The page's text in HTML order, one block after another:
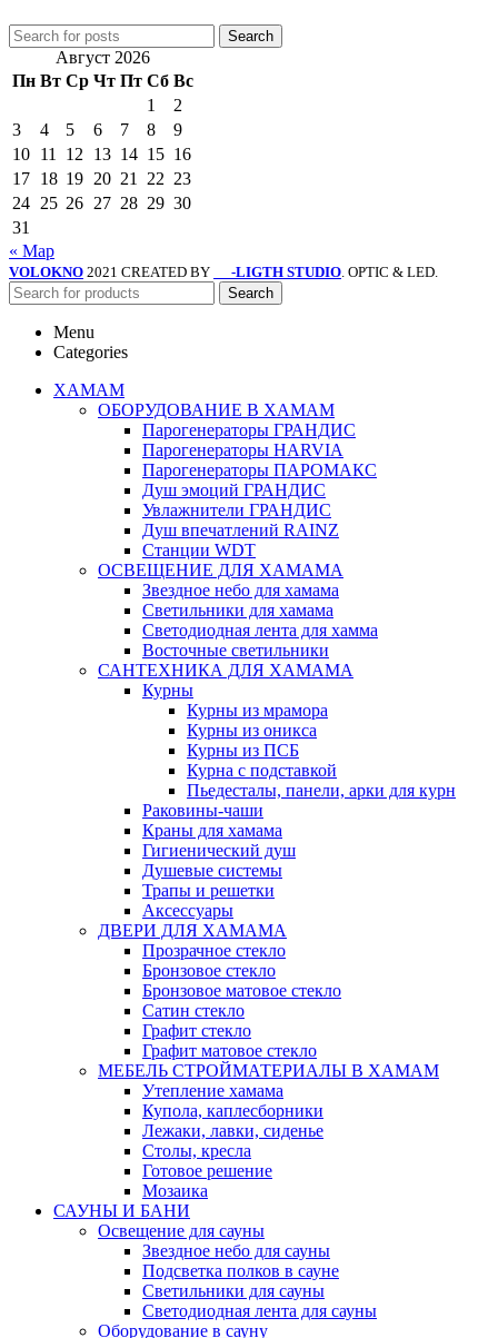
Search
Август 2026
Пн Вт Ср Чт Пт Сб Вс
1
2
3
4 5 6 7 8
9
10 11 12 13 14 15 16
17 18 19 20 21 22 23
24 25 26 27 28 29 30
31
« Мар
VOLOKNO 2021 CREATED BY -LIGTH STUDIO. OPTIC & LED.
Search
Menu
Categories
ХАМАМ
ОБОРУДОВАНИЕ В ХАМАМ
Парогенераторы ГРАНДИС
Парогенераторы HARVIA
Парогенераторы ПАРОМАКС
Душ эмоций ГРАНДИС
Увлажнители ГРАНДИС
Душ впечатлений RAINZ
Станции WDT
ОСВЕЩЕНИЕ ДЛЯ ХАМАМА
Звездное небо для хамама
Светильники для хамама
Светодиодная лента для хамма
Восточные светильники
САНТЕХНИКА ДЛЯ ХАМАМА
Курны
Курны из мрамора
Курны из оникса
Курны из ПСБ
Курна с подставкой
Пьедесталы, панели, арки для курн
Раковины-чаши
Краны для хамама
Гигиенический душ
Душевые системы
Трапы и решетки
Аксессуары
ДВЕРИ ДЛЯ ХАМАМА
Прозрачное стекло
Бронзовое стекло
Бронзовое матовое стекло
Сатин стекло
Графит стекло
Графит матовое стекло
МЕБЕЛЬ СТРОЙМАТЕРИАЛЫ В ХАМАМ
Утепление хамама
Купола, каплесборники
Лежаки, лавки, сиденье
Столы, кресла
Готовое решение
Мозаика
САУНЫ И БАНИ
Освещение для сауны
Звездное небо для сауны
Подсветка полков в сауне
Светильники для сауны
Светодиодная лента для сауны
Оборудование в сауну